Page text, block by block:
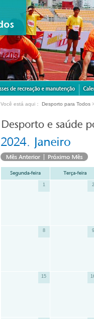
Você está aqui： Desporto para Todos
1 2
8 9
15